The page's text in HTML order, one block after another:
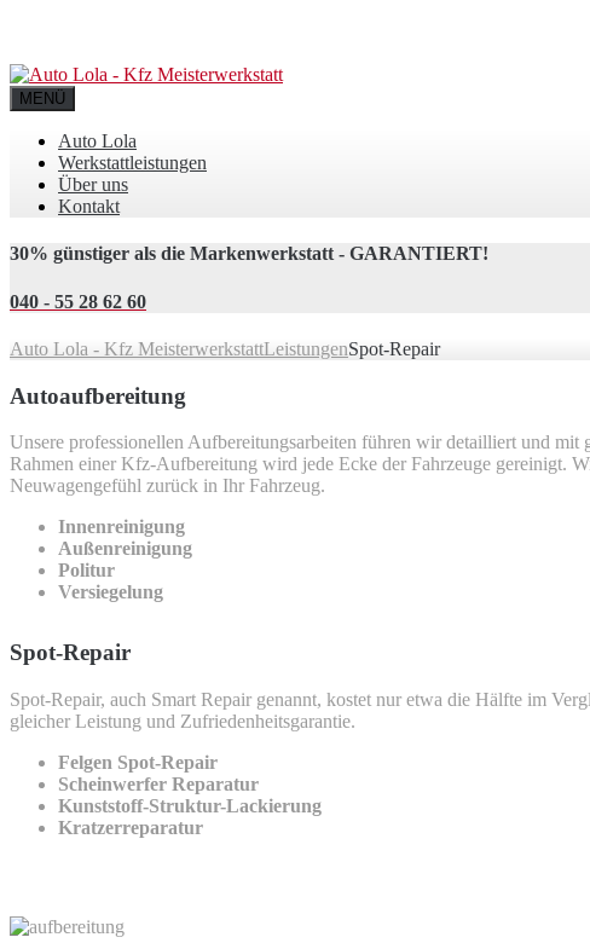
MENÜ
Auto Lola
Werkstattleistungen
Über uns
Kontakt
30% günstiger als die Markenwerkstatt - GARANTIERT!
040 - 55 28 62 60
Auto Lola - Kfz MeisterwerkstattLeistungenSpot-Repair
Autoaufbereitung
Unsere professionellen Aufbereitungsarbeiten führen wir detailliert und mit
Rahmen einer Kfz-Aufbereitung wird jede Ecke der Fahrzeuge gereinigt.
Neuwagengefühl zurück in Ihr Fahrzeug.
Innenreinigung
Außenreinigung
Politur
Versiegelung
Spot-Repair
Spot-Repair, auch Smart Repair genannt, kostet nur etwa die Hälfte im
gleicher Leistung und Zufriedenheitsgarantie.
Felgen Spot-Repair
Scheinwerfer Reparatur
Kunststoff-Struktur-Lackierung
Kratzerreparatur